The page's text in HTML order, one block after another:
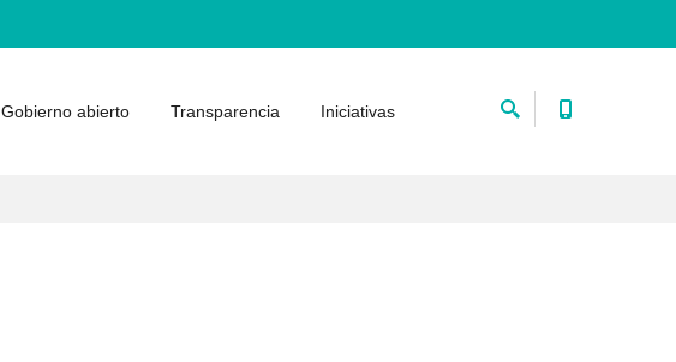
Gobierno abierto Transparencia Iniciativas